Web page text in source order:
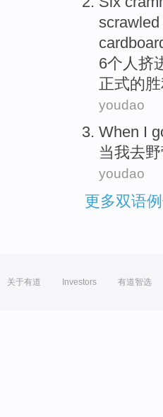
scrawled
6个人挤
正式的胜
youdao
When I
当我去
youdao
更多双语
关于有道 Investors 有道智选